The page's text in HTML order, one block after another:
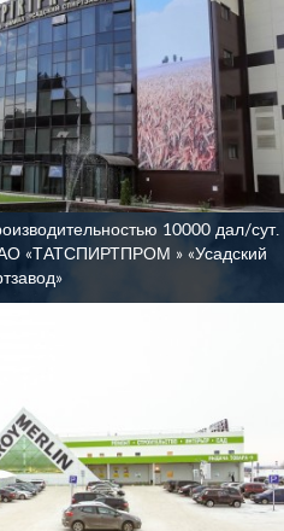
10000 дал/сут.
«ТАТСПИРТПРОМ » «Усадский